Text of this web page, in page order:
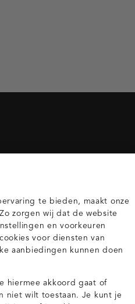
te bieden, maakt onze
zorgen wij dat de website
en voorkeuren
voor diensten van
aanbiedingen kunnen doen
hiermee akkoord gaat of
niet wilt toestaan. Je kunt je